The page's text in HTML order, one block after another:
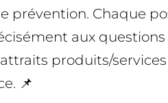
prévention. Chaque
aux
produits/
📌